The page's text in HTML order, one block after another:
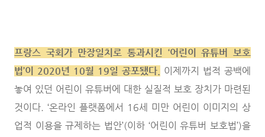
프랑스 국회가 만장일치로 통과시킨 ‘어린이 유튜버 보호
법’이 2020년 10월 19일 공포됐다.
이제까지 법적 공백에
놓여 있던 어린이 유튜버에 대한 실질적 보호 장치가 마련된
것이다. ‘온라인 플랫폼에서 16세 미만 어린이 이미지의 상
업적 이용을 규제하는 법안’(이하 ‘어린이 유튜버 보호법’)을